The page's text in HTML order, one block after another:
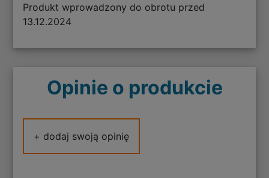
Produkt wprowadzony do obrotu przed
13.12.2024
Opinie o produkcie
+ dodaj swoją opinię